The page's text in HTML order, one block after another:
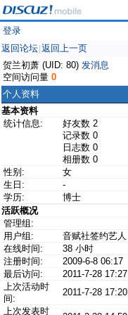
登录
返回论坛 返回上一页
贺兰初萧 (UID: 80) 发消息
空间访问量 0
个人资料
基本资料
统计信息:
好友数 2
记录数 0
日志数 0
相册数 0
性别:
女
生日:
-
学历:
博士
活跃概况
管理组:
用户组:
音赋社签约艺人
在线时间:
38 小时
注册时间:
2009-6-8 06:17
最后访问:
2011-7-28 17:27
上次活动时
间:
2011-7-28 17:20
上次发表时